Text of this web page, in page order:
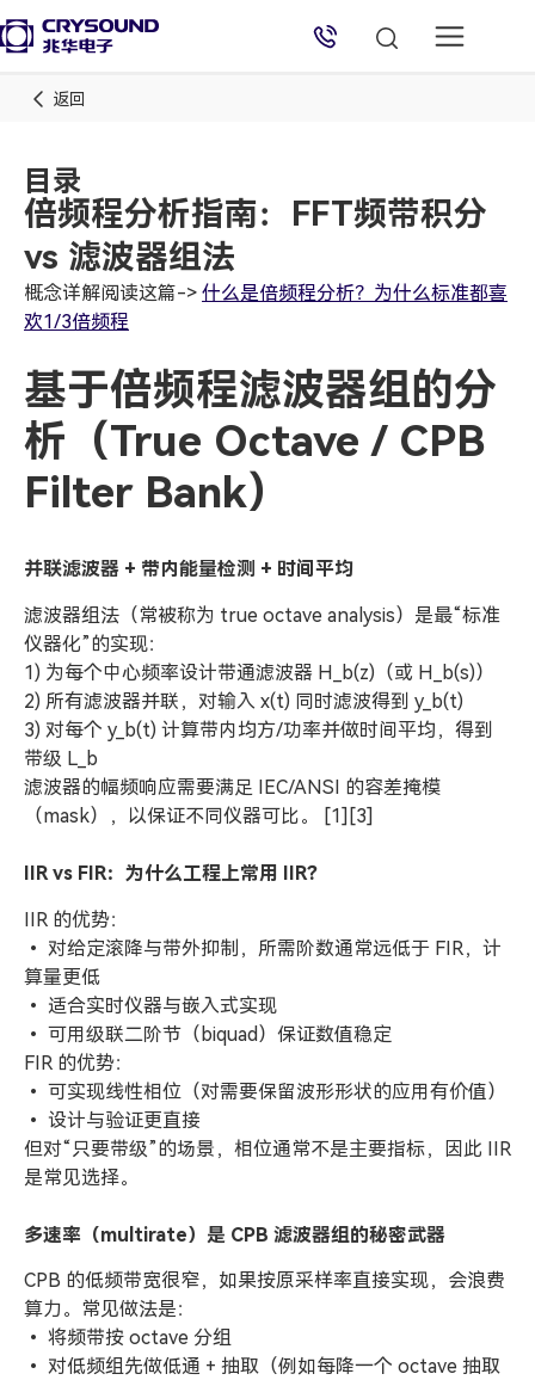
返回
目录
倍频程分析指南：FFT频带积分
vs 滤波器组法
概念详解阅读这篇-> 什么是倍频程分析？为什么标准都喜
欢1/3倍频程
基于倍频程滤波器组的分
析（True Octave / CPB
Filter Bank）
并联滤波器 + 带内能量检测 + 时间平均
滤波器组法（常被称为 true octave analysis）是最“标准
仪器化”的实现：
1) 为每个中心频率设计带通滤波器 H_b(z)（或 H_b(s)）
2) 所有滤波器并联，对输入 x(t) 同时滤波得到 y_b(t)
3) 对每个 y_b(t) 计算带内均方/功率并做时间平均，得到
带级 L_b
滤波器的幅频响应需要满足 IEC/ANSI 的容差掩模
（mask），以保证不同仪器可比。 [1][3]
IIR vs FIR：为什么工程上常用 IIR？
IIR 的优势：
• 对给定滚降与带外抑制，所需阶数通常远低于 FIR，计
算量更低
• 适合实时仪器与嵌入式实现
• 可用级联二阶节（biquad）保证数值稳定
FIR 的优势：
• 可实现线性相位（对需要保留波形形状的应用有价值）
• 设计与验证更直接
但对“只要带级”的场景，相位通常不是主要指标，因此 IIR
是常见选择。
多速率（multirate）是 CPB 滤波器组的秘密武器
CPB 的低频带宽很窄，如果按原采样率直接实现，会浪费
算力。常见做法是：
• 将频带按 octave 分组
• 对低频组先做低通 + 抽取（例如每降一个 octave 抽取
兆华电子技术支持
技术支持专员2026/8/8 21:17:23